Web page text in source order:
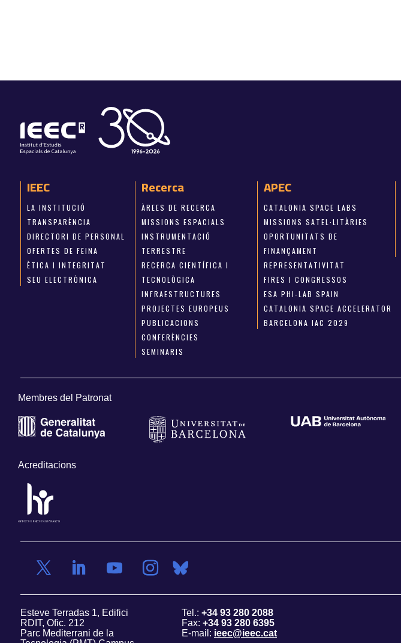
IEEC
LA INSTITUCIÓ
TRANSPARÈNCIA
DIRECTORI DE PERSONAL
OFERTES DE FEINA
ÈTICA I INTEGRITAT
SEU ELECTRÒNICA
Recerca
ÀREES DE RECERCA
MISSIONS ESPACIALS
INSTRUMENTACIÓ
TERRESTRE
RECERCA CIENTÍFICA I
TECNOLÒGICA
INFRAESTRUCTURES
PROJECTES EUROPEUS
PUBLICACIONS
CONFERÈNCIES
SEMINARIS
APEC
CATALONIA SPACE LABS
MISSIONS SATEL·LITÀRIES
OPORTUNITATS DE
FINANÇAMENT
REPRESENTATIVITAT
FIRES I CONGRESSOS
ESA PHI-LAB SPAIN
CATALONIA SPACE ACCELERATOR
BARCELONA IAC 2029
Membres del Patronat
Acreditacions
Esteve Terradas 1, Edifici
RDIT, Ofic. 212
Parc Mediterrani de la
Tel.: +34 93 280 2088
Fax: +34 93 280 6395
E-mail: ieec@ieec.cat